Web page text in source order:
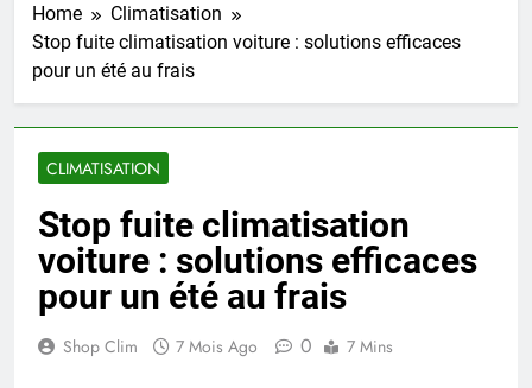
Home
Climatisation
Stop fuite climatisation voiture : solutions efficaces
pour un été au frais
CLIMATISATION
Stop fuite climatisation
voiture : solutions efficaces
pour un été au frais
Shop Clim 7 Mois Ago 0 7 Mins